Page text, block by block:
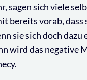
sagen sich viele
bereits vorab, dass
sie sich doch dazu
wird das negative